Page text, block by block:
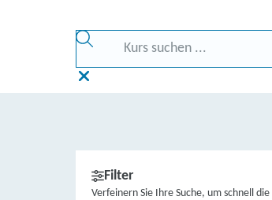
Filter
Verfeinern Sie Ihre Suche, um schnell die